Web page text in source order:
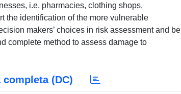
i.e. pharmacies, clothing shops,
the identification of the more vulnerable
makers’ choices in risk assessment and be
complete method to assess damage to
completa (DC)